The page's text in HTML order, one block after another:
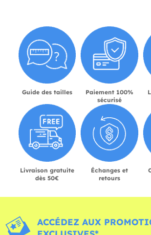
Guide des tailles
Paiement 100%
sécurisé
Livraison gratuite
dès 50€
Échanges et
retours
ACCÉDEZ AUX